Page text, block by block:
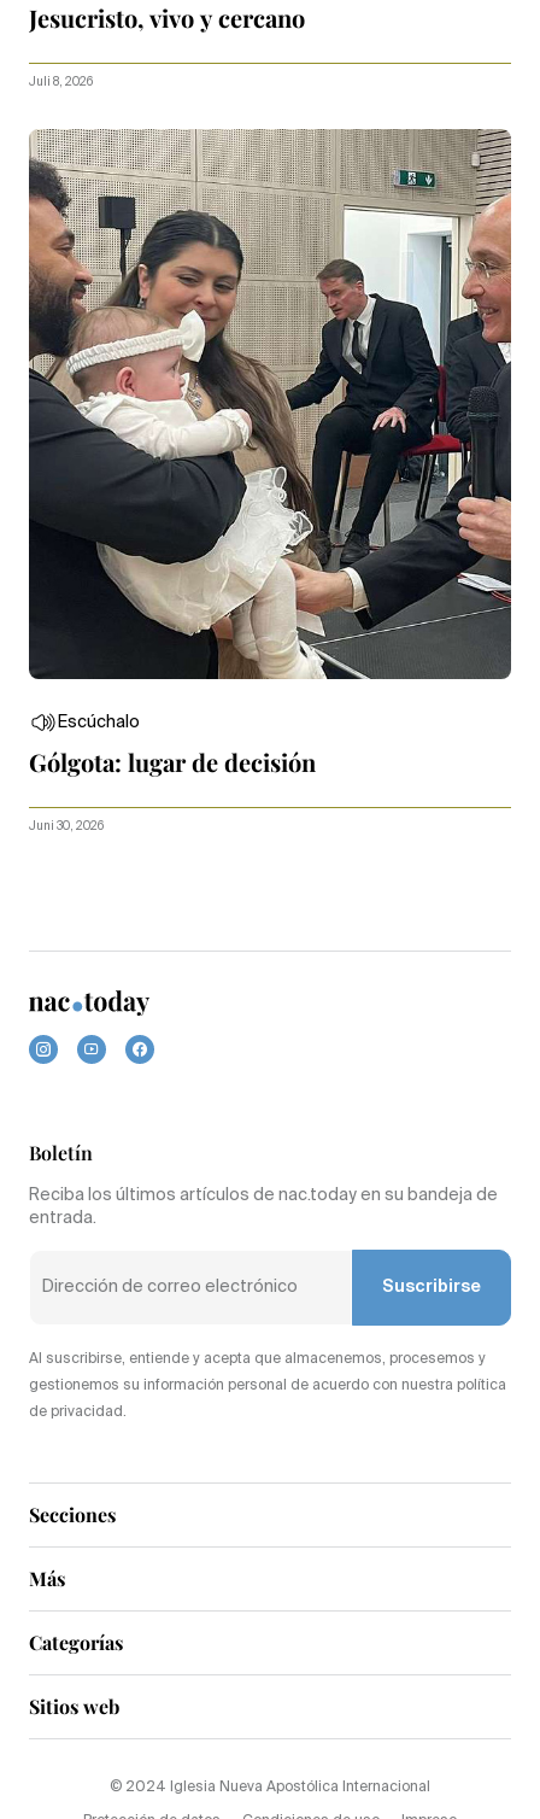
Jesucristo, vivo y cercano
Juli 8, 2026
Escúchalo
Gólgota: lugar de decisión
Juni 30, 2026
Secciones
Más
Boletín
Reciba los últimos artículos de nac.today en su bandeja de
entrada.
Suscribirse
Al suscribirse, entiende y acepta que almacenemos, procesemos y
gestionemos su información personal de acuerdo con nuestra política
de privacidad.
Categorías
Sitios web
© 2024 Iglesia Nueva Apostólica Internacional